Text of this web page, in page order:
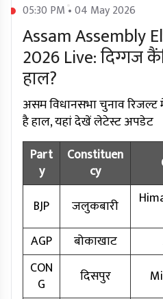
05:30 PM • 04 May 2026
Assam Assembly
2026 Live: दिग्गज
हाल?
असम विधानसभा चुनाव रिजल्ट
है हाल, यहां देखें लेटेस्ट अपडेट
Part
y
Constituen
cy
BJP
जलुकबारी
AGP
बोकाखाट
CON
G
दिसपुर